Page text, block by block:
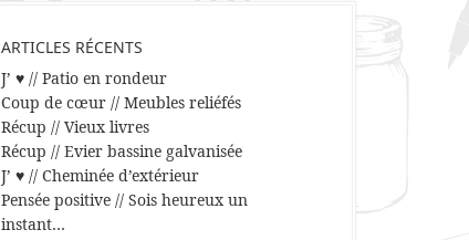
ARTICLES RÉCENTS
J’ ♥ // Patio en rondeur
Coup de cœur // Meubles reliéfés
Récup // Vieux livres
Récup // Evier bassine galvanisée
J’ ♥ // Cheminée d’extérieur
Pensée positive // Sois heureux un
instant…